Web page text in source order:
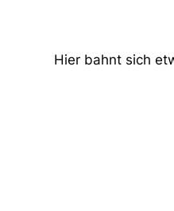
Hier bahnt sich